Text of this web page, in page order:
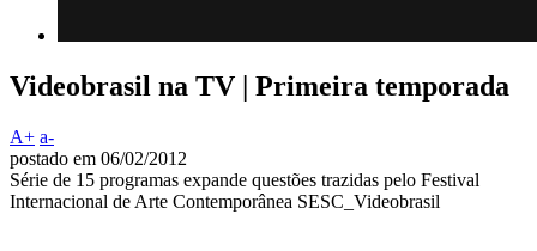
Videobrasil na TV | Primeira temporada
A+ a-
postado em 06/02/2012
Série de 15 programas expande questões trazidas pelo Festival
Internacional de Arte Contemporânea SESC_Videobrasil